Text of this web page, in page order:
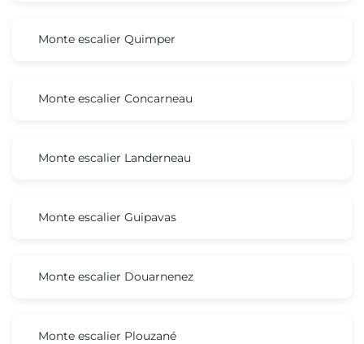
Monte escalier Quimper
Monte escalier Concarneau
Monte escalier Landerneau
Monte escalier Guipavas
Monte escalier Douarnenez
Monte escalier Plouzané